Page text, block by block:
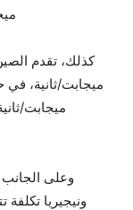
وعلى الجانب